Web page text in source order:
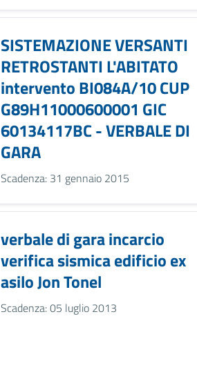
SISTEMAZIONE VERSANTI
RETROSTANTI L'ABITATO
intervento BI084A/10 CUP
G89H11000600001 GIC
60134117BC - VERBALE DI
GARA
Scadenza: 31 gennaio 2015
verbale di gara incarcio
verifica sismica edificio ex
asilo Jon Tonel
Scadenza: 05 luglio 2013